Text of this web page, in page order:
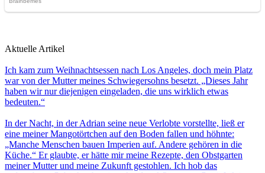
Aktuelle Artikel
Ich kam zum Weihnachtsessen nach Los Angeles, doch mein Platz
war von der Mutter meines Schwiegersohns besetzt. „Dieses Jahr
haben wir nur diejenigen eingeladen, die uns wirklich etwas
bedeuten.“
In der Nacht, in der Adrian seine neue Verlobte vorstellte, ließ er
eine meiner Mangotörtchen auf den Boden fallen und höhnte:
„Manche Menschen bauen Imperien auf. Andere gehören in die
Küche.“ Er glaubte, er hätte mir meine Rezepte, den Obstgarten
meiner Mutter und meine Zukunft gestohlen. Ich hob das